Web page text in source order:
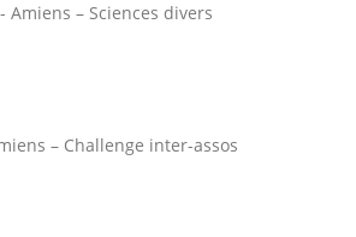
Amiens – Sciences divers
– Challenge inter-assos